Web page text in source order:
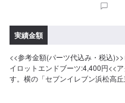
実績金額
<<参考金額(パーツ代込み・税込
イロットエンドブーツ:4,400円<<
す。横の「セブンイレブン浜松高